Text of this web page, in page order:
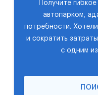
Получите
автопарком,
потребности.
и сократить
с одним